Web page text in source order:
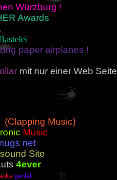
Würzburg !
Awards
paper airplanes !
mit nur einer Web Seite
(Clapping Music)
Music
nugs net
Site
4ever
genial